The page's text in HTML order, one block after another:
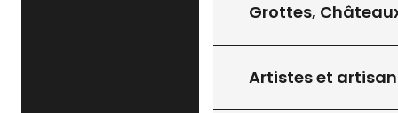
Grottes,
Artistes et